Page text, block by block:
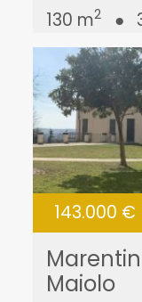
130 m2 ●
143.000 €
Maiolo